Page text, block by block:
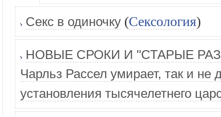
Секс в одиночку (Сексология)
НОВЫЕ СРОКИ И "СТАРЫЕ
Чарльз Рассел умирает, так и
установления тысячелетнего